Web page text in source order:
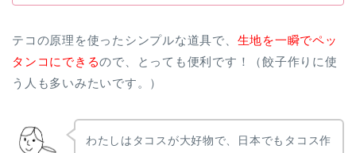
テコの原理を使ったシンプルな道具で、 生地を一瞬でペッ
タンコにできるので、とっても便利です！（餃子作りに使
う人も多いみたいです。）
わたしはタコスが大好物で、日本でもタコス作